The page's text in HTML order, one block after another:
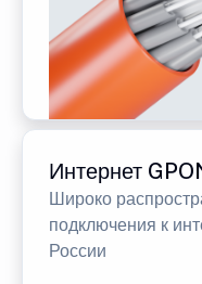
Интернет
Широко
подключения к
России